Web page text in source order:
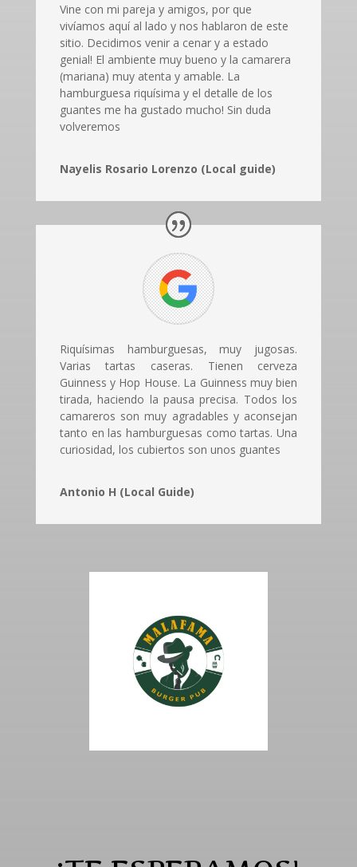
Vine con mi pareja y amigos, por que
vivíamos aquí al lado y nos hablaron de este
sitio. Decidimos venir a cenar y a estado
genial! El ambiente muy bueno y la camarera
(mariana) muy atenta y amable. La
hamburguesa riquísima y el detalle de los
guantes me ha gustado mucho! Sin duda
volveremos
Nayelis Rosario Lorenzo (Local guide)
Riquísimas hamburguesas, muy jugosas.
Varias tartas caseras. Tienen cerveza
Guinness y Hop House. La Guinness muy bien
tirada, haciendo la pausa precisa. Todos los
camareros son muy agradables y aconsejan
tanto en las hamburguesas como tartas. Una
curiosidad, los cubiertos son unos guantes
Antonio H (Local Guide)